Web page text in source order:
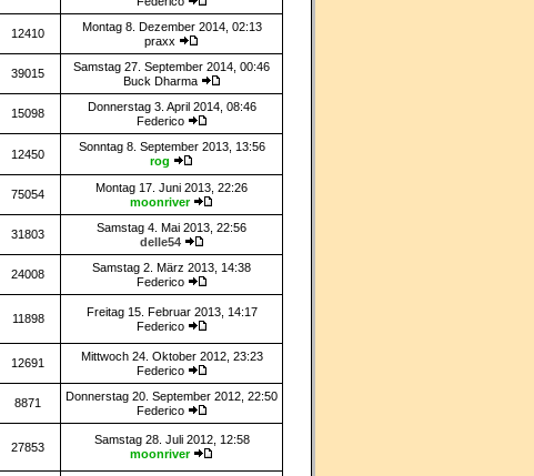
12410
Montag 8. Dezember 2014, 02:13
praxx
39015
Samstag 27. September 2014, 00:46
Buck Dharma
15098
Donnerstag 3. April 2014, 08:46
Federico
12450
Sonntag 8. September 2013, 13:56
rog
75054
Montag 17. Juni 2013, 22:26
moonriver
31803
Samstag 4. Mai 2013, 22:56
delle54
24008
Samstag 2. März 2013, 14:38
Federico
11898
Freitag 15. Februar 2013, 14:17
Federico
12691
Mittwoch 24. Oktober 2012, 23:23
Federico
8871
Donnerstag 20. September 2012, 22:50
Federico
27853
Samstag 28. Juli 2012, 12:58
moonriver